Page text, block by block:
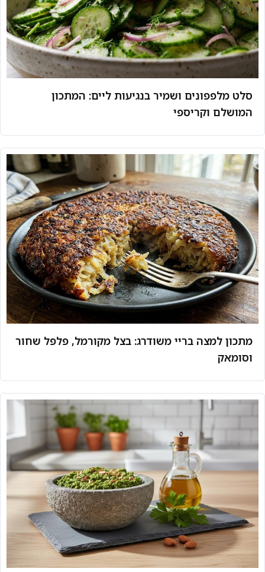
סלט מלפפונים ושמיר בנגיעות ליים: המתכון
המושלם וקריספי
מתכון למצה בריי משודרג: בצל מקורמל, פלפל שחור
וסומאק